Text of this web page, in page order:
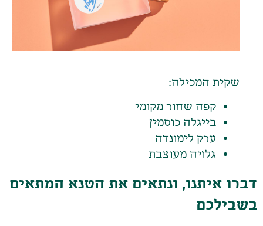
שקית המכילה:
קפה שחור מקומי
בייגלה כוסמין
ערק לימונדה
גלויה מעוצבת
דברו איתנו, ונתאים את הטנא המתאים
בשבילכם